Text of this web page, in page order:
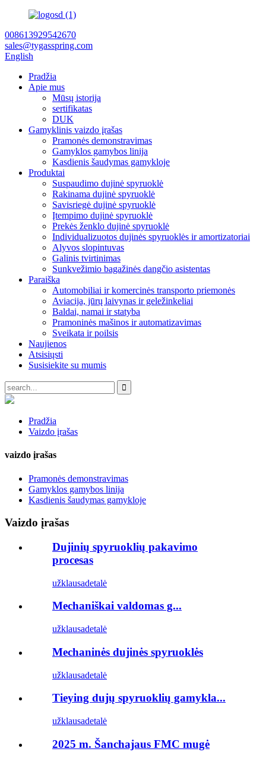
008613929542670
sales@tygasspring.com
English
Pradžia
Apie mus
Mūsų istorija
sertifikatas
DUK
Gamyklinis vaizdo įrašas
Pramonės demonstravimas
Gamyklos gamybos linija
Kasdienis šaudymas gamykloje
Produktai
Suspaudimo dujinė spyruoklė
Rakinama dujinė spyruoklė
Savisriegė dujinė spyruoklė
Įtempimo dujinė spyruoklė
Prekės ženklo dujinė spyruoklė
Individualizuotos dujinės spyruoklės ir amortizatoriai
Alyvos slopintuvas
Galinis tvirtinimas
Sunkvežimio bagažinės dangčio asistentas
Paraiška
Automobiliai ir komercinės transporto priemonės
Aviacija, jūrų laivynas ir geležinkeliai
Baldai, namai ir statyba
Pramoninės mašinos ir automatizavimas
Sveikata ir poilsis
Naujienos
Atsisiųsti
Susisiekite su mumis
Pradžia
Vaizdo įrašas
vaizdo įrašas
Pramonės demonstravimas
Gamyklos gamybos linija
Kasdienis šaudymas gamykloje
Vaizdo įrašas
Dujinių spyruoklių pakavimo
procesas
užklausadetalė
Mechaniškai valdomas g...
užklausadetalė
Mechaninės dujinės spyruoklės
užklausadetalė
Tieying dujų spyruoklių gamykla...
užklausadetalė
2025 m. Šanchajaus FMC mugė